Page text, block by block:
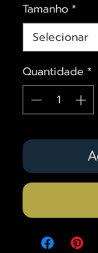
Tamanho*
Selecionar
Quantidade *